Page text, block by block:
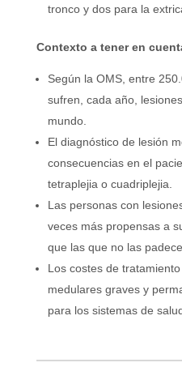
tronco y dos para la
Contexto a tener en
Según la OMS, entre
sufren, cada año,
mundo.
El diagnóstico de lesión
consecuencias en el
tetraplejia o cuadriplejia.
Las personas con
veces más propensas a
que las que no las
Los costes de
medulares graves y
para los sistemas de